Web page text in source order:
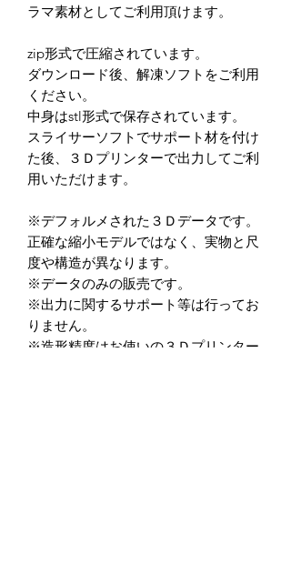
ラマ素材としてご利用頂けます。
zip形式で圧縮されています。
ダウンロード後、解凍ソフトをご利用
ください。
中身はstl形式で保存されています。
スライサーソフトでサポート材を付け
た後、３Ｄプリンターで出力してご利
用いただけます。
※デフォルメされた３Ｄデータです。
正確な縮小モデルではなく、実物と尺
度や構造が異なります。
※データのみの販売です。
※出力に関するサポート等は行ってお
りません。
※造形精度はお使いの３Ｄプリンター